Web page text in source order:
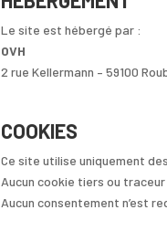
Le site est hébergé par :
OVH
2 rue Kellermann – 59100
COOKIES
Ce site utilise uniquement
Aucun cookie tiers ou traceur
Aucun consentement n’est